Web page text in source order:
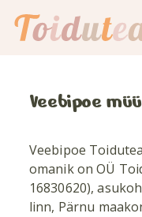
Veebipoe
Veebipoe
omanik on OÜ
16830620),
linn, Pärnu